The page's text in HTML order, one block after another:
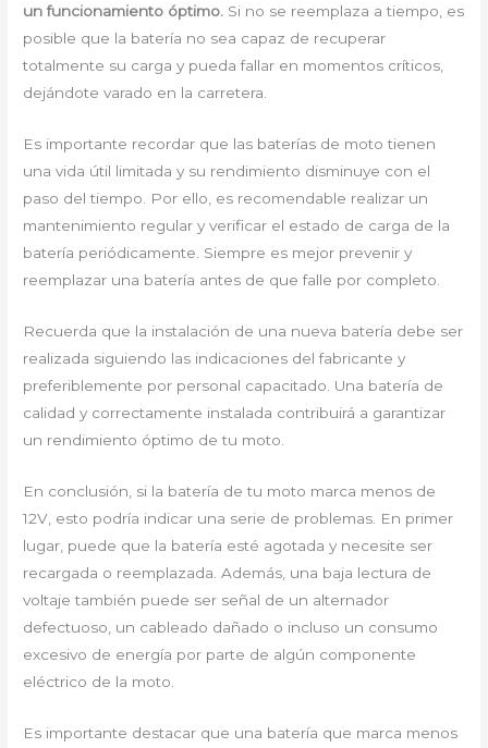
un funcionamiento óptimo. Si no se reemplaza a tiempo, es
posible que la batería no sea capaz de recuperar
totalmente su carga y pueda fallar en momentos críticos,
dejándote varado en la carretera.
Es importante recordar que las baterías de moto tienen
una vida útil limitada y su rendimiento disminuye con el
paso del tiempo. Por ello, es recomendable realizar un
mantenimiento regular y verificar el estado de carga de la
batería periódicamente. Siempre es mejor prevenir y
reemplazar una batería antes de que falle por completo.
Recuerda que la instalación de una nueva batería debe ser
realizada siguiendo las indicaciones del fabricante y
preferiblemente por personal capacitado. Una batería de
calidad y correctamente instalada contribuirá a garantizar
un rendimiento óptimo de tu moto.
En conclusión, si la batería de tu moto marca menos de
12V, esto podría indicar una serie de problemas. En primer
lugar, puede que la batería esté agotada y necesite ser
recargada o reemplazada. Además, una baja lectura de
voltaje también puede ser señal de un alternador
defectuoso, un cableado dañado o incluso un consumo
excesivo de energía por parte de algún componente
eléctrico de la moto.
Es importante destacar que una batería que marca menos